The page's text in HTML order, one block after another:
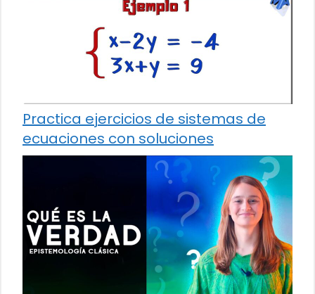
Practica ejercicios de sistemas de
ecuaciones con soluciones